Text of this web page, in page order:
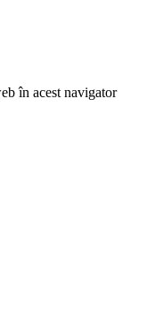
în acest navigator